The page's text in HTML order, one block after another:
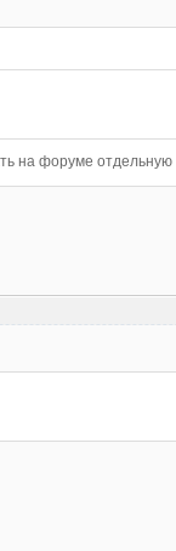
на форуме отдельную